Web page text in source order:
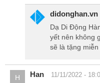
diện OneUI 2.0 đẹp mắt,
nghiệm sử dụng của người
didonghan.vn
Dạ Di Động
yết nên không
sẽ là tặng
H Han 11/11/2022 -